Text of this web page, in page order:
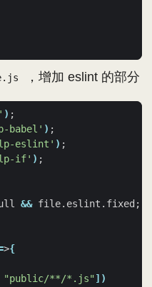
，增加 eslint 的部分
) ;
babel' ) ;
eslint' ) ;
if' ) ;
&& file.eslint.fixed ;
>{
"public/**/*.js"])